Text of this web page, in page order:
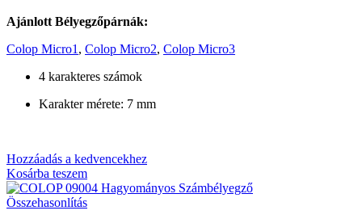
Ajánlott Bélyegzőpárnák:
Colop Micro1 , Colop Micro2, Colop Micro3
4 karakteres számok
Karakter mérete: 7 mm
Hozzáadás a kedvencekhez
Kosárba teszem
Összehasonlítás